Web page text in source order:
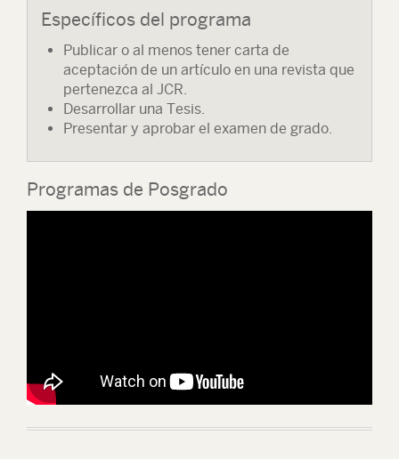
Específicos del programa
Publicar o al menos tener carta de
aceptación de un artículo en una revista que
pertenezca al JCR.
Desarrollar una Tesis.
Presentar y aprobar el examen de grado.
Programas de Posgrado